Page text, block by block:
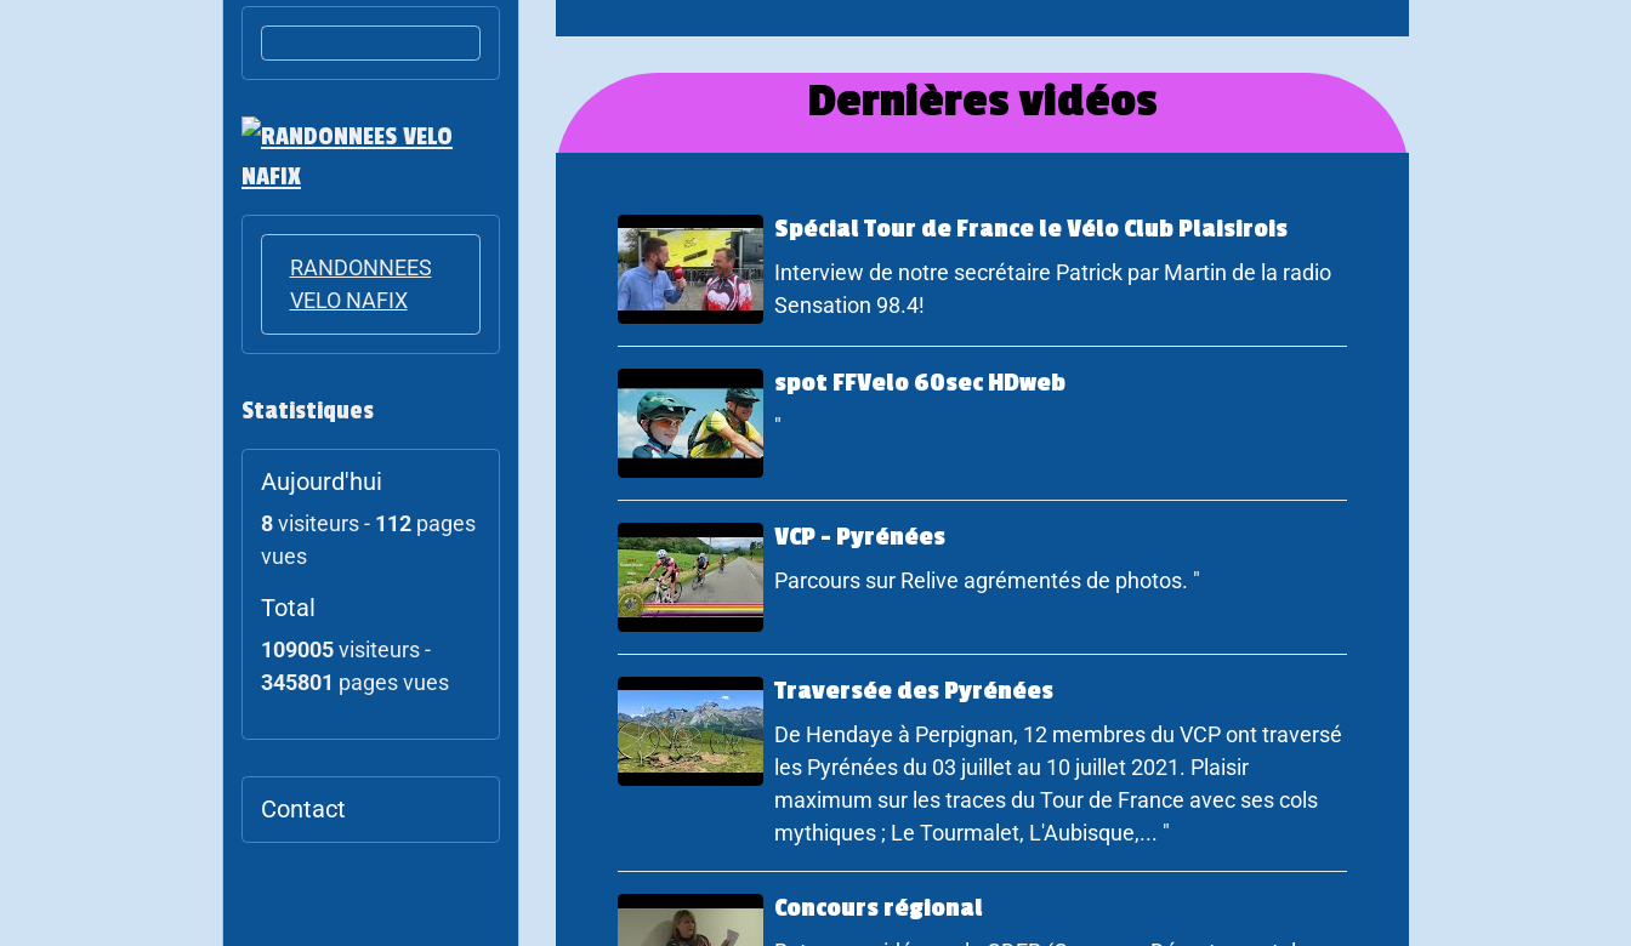
Dernières vidéos
Spécial Tour de France le Vélo Club Plaisirois
Interview de notre secrétaire Patrick par Martin de la radio
Sensation 98.4!
spot FFVelo 60sec HDweb
"
VCP - Pyrénées
Parcours sur Relive agrémentés de photos. "
Traversée des Pyrénées
De Hendaye à Perpignan, 12 membres du VCP ont traversé
les Pyrénées du 03 juillet au 10 juillet 2021. Plaisir
maximum sur les traces du Tour de France avec ses cols
mythiques ; Le Tourmalet, L'Aubisque,... "
Concours régional
RANDONNEES
VELO NAFIX
Statistiques
Aujourd'hui
8visiteurs - 112 pages
vues
Total
109005visiteurs -
345801 pages vues
Contact